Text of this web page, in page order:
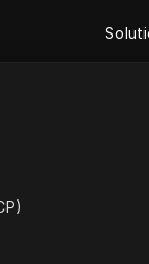
à du contenu
d'une grande